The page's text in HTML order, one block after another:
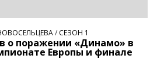
/ СЕЗОН 1
о поражении «Динамо» в
Европы и финале